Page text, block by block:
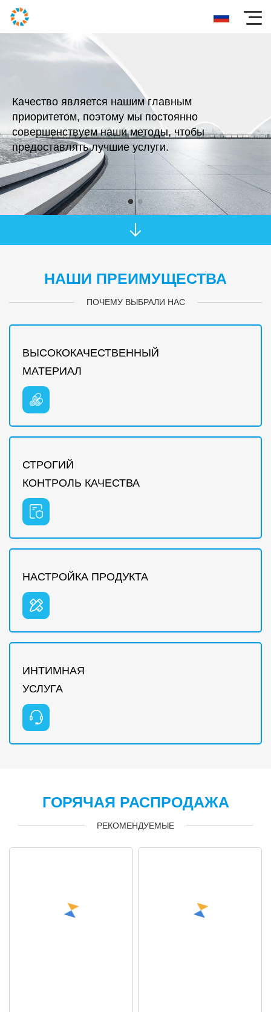
Качество является нашим главным
приоритетом, поэтому мы постоянно
совершенствуем наши методы, чтобы
предоставлять лучшие услуги.
НАШИ ПРЕИМУЩЕСТВА
ПОЧЕМУ ВЫБРАЛИ НАС
ВЫСОКОКАЧЕСТВЕННЫЙ
МАТЕРИАЛ
СТРОГИЙ
КОНТРОЛЬ КАЧЕСТВА
НАСТРОЙКА ПРОДУКТА
ИНТИМНАЯ
УСЛУГА
ГОРЯЧАЯ РАСПРОДАЖА
РЕКОМЕНДУЕМЫЕ